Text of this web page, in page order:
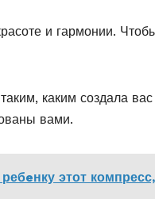
и гармонии.
каким создала
вами.
этот